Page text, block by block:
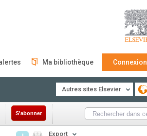
Ma bibliothèque Connexion
Autres sites Elsevier
S'abonner
Export